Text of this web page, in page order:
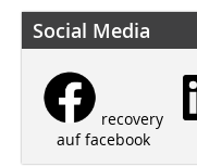
Social Media
recovery
auf facebook